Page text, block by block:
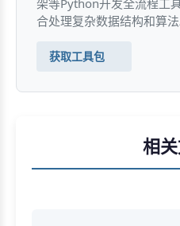
合处理复杂数据结构和算法
获取工具包
相